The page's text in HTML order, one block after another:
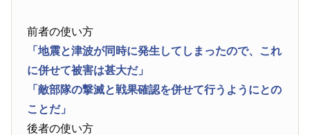
前者の使い方
「地震と津波が同時に発生してしまったので、これ
に併せて被害は甚大だ」
「敵部隊の撃滅と戦果確認を併せて行うようにとの
ことだ」
後者の使い方